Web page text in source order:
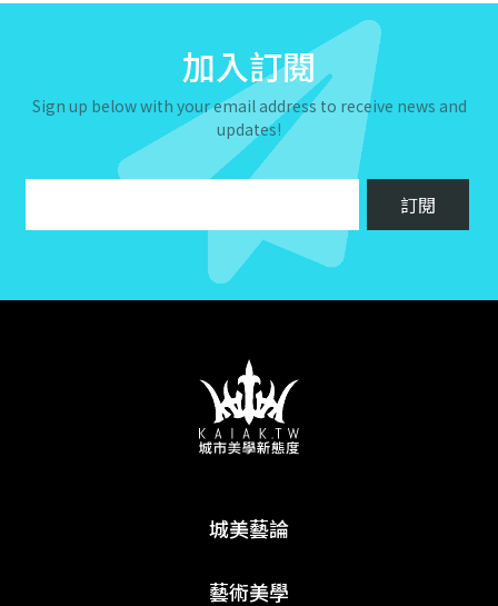
加入訂閱
Sign up below with your email address to receive news and
updates!
城美藝論
藝術美學